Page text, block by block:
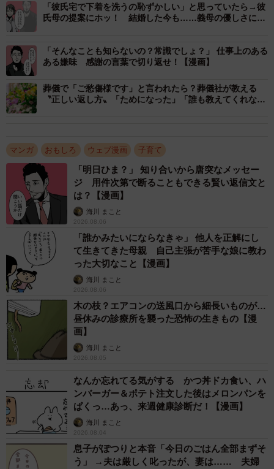
優しい女性客から声を掛けられるもえみりちゃんは上の空（月光もりあ
さん提供）
さらに「今おいくつなの？」と聞かれ、もりあさんの妻は
慣れた様子で「ほら、えみちゃん。何歳ですか？って」と
答えを促します。ところがそのとき、えみりちゃんの視線
は女性のある部分にくぎ付けになっていました。
女性のふくよかなお腹を見上げ、驚いたような表情を浮か
べるえみりちゃんの様子に、妻は嫌な予感がします。さら
に妻は、この後起こるであろう展開を予想し、「や…やめ
ろよ……？」と心の中でえみりちゃんを制するように祈り
ます。
「彼氏宅で下着を洗うの恥ずかしい」と思っていたら→彼
氏母の提案にホッ！ 結婚した今も……義母の優しさに感
「そんなことも知らないの？常識でしょ？」 仕事上のある
ある嫌味 感謝の言葉で切り返せ！【漫画】
葬儀で「ご愁傷様です」と言われたら？葬儀社が教える
〝正しい返し方〟「ためになった」「誰も教えてくれなか
マンガ おもしろ ウェブ漫画 子育て
「明日ひま？」 知り合いから唐突なメッセー
ジ 用件次第で断ることもできる賢い返信文と
は？【漫画】
海川 まこと
2026.08.06
「誰かみたいにならなきゃ」 他人を正解にし
て生きてきた母親 自己主張が苦手な娘に教わ
った大切なこと【漫画】
海川 まこと
2026.08.06
木の枝？エアコンの送風口から細長いものが…
昼休みの診療所を襲った恐怖の生きもの【漫
画】
海川 まこと
2026.08.05
なんか忘れてる気がする かつ丼ドカ食い、ハ
ンバーガー＆ポテト注文した後はメロンパンを
ぱくっ…あっ、来週健康診断だ！【漫画】
海川 まこと
2026.08.04
息子がぽつりと本音「今日のごはん全部まずそ
う」 →夫は厳しく叱ったが、妻は…… 夫婦